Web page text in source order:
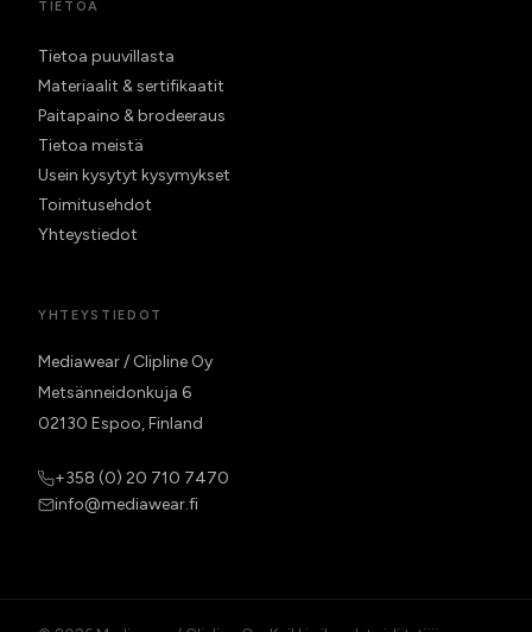
TIETOA
Tietoa puuvillasta
Materiaalit & sertifikaatit
Paitapaino & brodeeraus
Tietoa meistä
Usein kysytyt kysymykset
Toimitusehdot
Yhteystiedot
YHTEYSTIEDOT
Mediawear / Clipline Oy
Metsänneidonkuja 6
02130 Espoo, Finland
+358 (0) 20 710 7470
info@mediawear.fi